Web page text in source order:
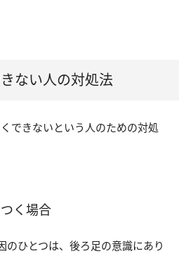
ない人の対処法
できないという人のための対処
く場合
のひとつは、後ろ足の意識にあり